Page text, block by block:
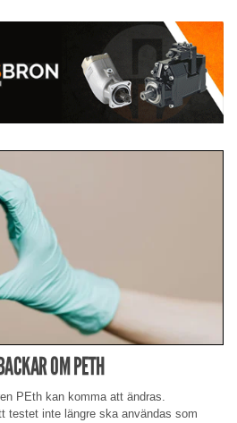
OM PETH
PEth kan komma att ändras.
testet inte längre ska användas som